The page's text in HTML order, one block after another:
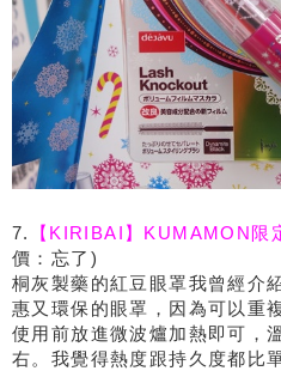
7. 【KIRIBAI】KUMAMON限
價：忘了)
桐灰製藥的紅豆眼罩我曾經介
惠又環保的眼罩，因為可以重
使用前放進微波爐加熱即可，
右。我覺得熱度跟持久度都比